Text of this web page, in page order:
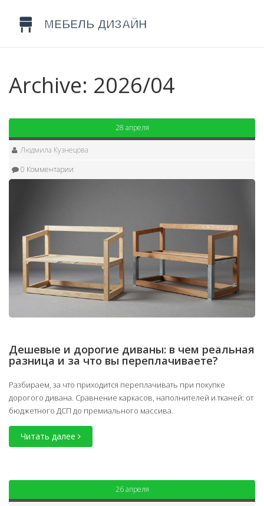
Archive: 2026/04
28 апреля
Людмила Кузнецова
0 Комментарии
Дешевые и дорогие диваны: в чем реальная
разница и за что вы переплачиваете?
Разбираем, за что приходится переплачивать при покупке
дорогого дивана. Сравнение каркасов, наполнителей и тканей: от
бюджетного ДСП до премиального массива.
Читать далее
26 апреля